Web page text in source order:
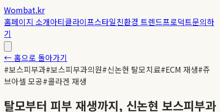
Wombat.kr
홈페이지 소개아티클라이프스타일친환경 트렌드프로덕트문의하
기
← 홈으로 돌아가기
#보스피부과#보스피부과의원#신논현 탈모치료#ECM 재생#쥬
브아셀 모공#콜라겐 재생
탈모부터 피부 재생까지, 신논현 보스피부과